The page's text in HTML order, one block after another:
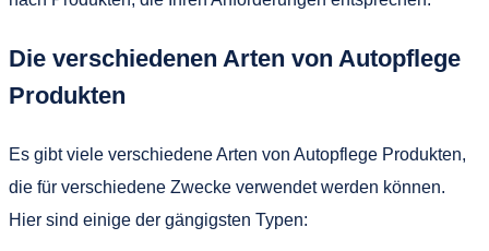
Die verschiedenen Arten von Autopflege
Produkten
Es gibt viele verschiedene Arten von Autopflege Produkten,
die für verschiedene Zwecke verwendet werden können.
Hier sind einige der gängigsten Typen: